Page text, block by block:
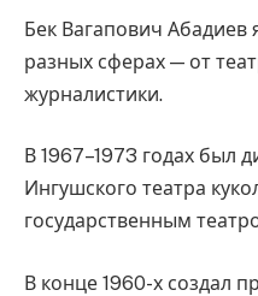
Бек Вагапович Абадиев
разных сферах — от
журналистики.
В 1967–1973 годах был
Ингушского театра
государственным
В конце 1960-х создал